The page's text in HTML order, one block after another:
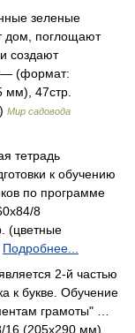
зеленые
дом, поглощают
создают
(формат:
мм), 47стр.
Мир садовода
тетрадь
к обучению
по программе
8
(цветные
Подробнее...
2-й частью
к букве. Обучение
грамоты" …
(205х290 мм),